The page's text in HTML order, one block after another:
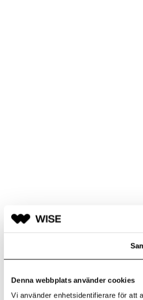
Denna webbplats använder cookies
Vi använder enhetsidentifierare för att